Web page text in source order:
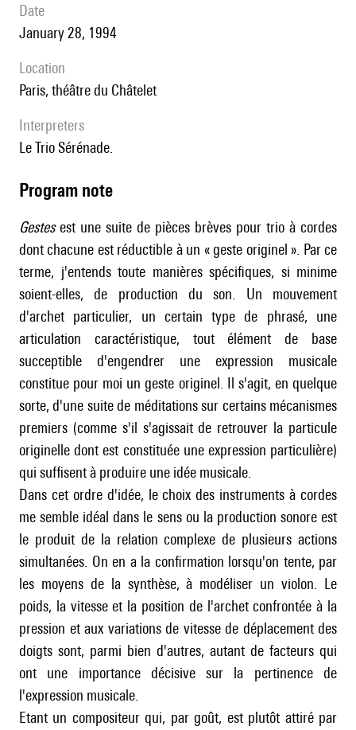
date
January 28, 1994
location
Paris, théâtre du Châtelet
interpreters
le Trio Sérénade.
Program note
Gestesest une suite de pièces brèves pour trio à cordes
dont chacune est réductible à un « geste originel ». Par ce
terme, j'entends toute manières spécifiques, si minime
soient-elles, de production du son. Un mouvement
d'archet particulier, un certain type de phrasé, une
articulation caractéristique, tout élément de base
succeptible d'engendrer une expression musicale
constitue pour moi un geste originel. Il s'agit, en quelque
sorte, d'une suite de méditations sur certains mécanismes
premiers (comme s'il s'agissait de retrouver la particule
originelle dont est constituée une expression particulière)
qui suffisent à produire une idée musicale.
Dans cet ordre d'idée, le choix des instruments à cordes
me semble idéal dans le sens ou la production sonore est
le produit de la relation complexe de plusieurs actions
simultanées. On en a la confirmation lorsqu'on tente, par
les moyens de la synthèse, à modéliser un violon. Le
poids, la vitesse et la position de l'archet confrontée à la
pression et aux variations de vitesse de déplacement des
doigts sont, parmi bien d'autres, autant de facteurs qui
ont une importance décisive sur la pertinence de
l'expression musicale.
Etant un compositeur qui, par goût, est plutôt attiré par